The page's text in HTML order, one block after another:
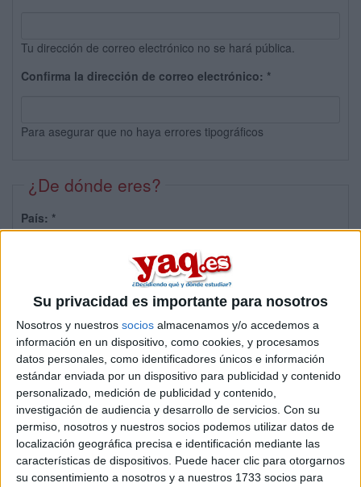
Su privacidad es importante para nosotros
Nosotros y nuestros socios almacenamos y/o accedemos a
información en un dispositivo, como cookies, y procesamos
datos personales, como identificadores únicos e información
estándar enviada por un dispositivo para publicidad y contenido
personalizado, medición de publicidad y contenido,
investigación de audiencia y desarrollo de servicios. Con su
permiso, nosotros y nuestros socios podemos utilizar datos de
localización geográfica precisa e identificación mediante las
características de dispositivos. Puede hacer clic para otorgarnos
su consentimiento a nosotros y a nuestros 1733 socios para
Tu dirección de correo electrónico no se hará pública.
Confirma la dirección de correo electrónico: *
Para asegurar que no haya errores tipográficos
¿De dónde eres?
País: *
Sobre ti
Soy:*
Chico
Chica
¿En qué año terminas (o terminaste) bachillerato o FP?